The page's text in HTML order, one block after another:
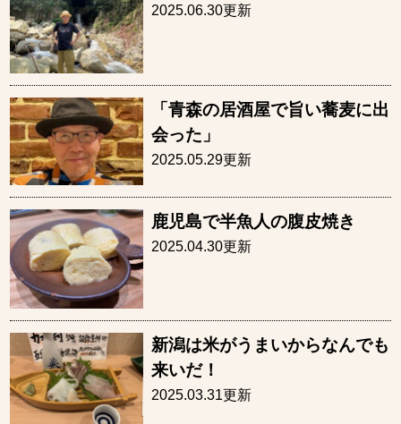
2025.06.30更新
「青森の居酒屋で旨い蕎麦に出
会った」
2025.05.29更新
鹿児島で半魚人の腹皮焼き
2025.04.30更新
新潟は米がうまいからなんでも
来いだ！
2025.03.31更新